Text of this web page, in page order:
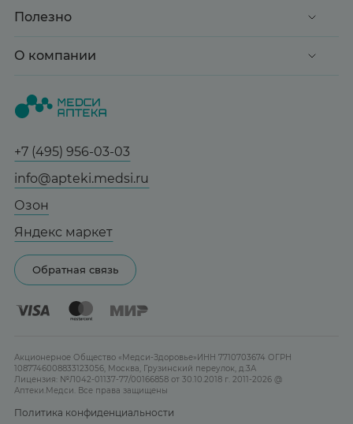
Акции
Здоровье
Медицинские товары
Мама и малыш
Тревога и стресс
Здоровый сон
Женская гигиена
Бренды
Полезно
Доставка и оплата
Статьи и новости
Справочник болезней
Гарантии
Сотрудничество
Реклама на сайте
Карта сайта
О компании
Все аптеки
Отзывы
Лицензия
+7 (495) 956-03-03
info@apteki.medsi.ru
Озон
Яндекс маркет
Обратная связь
Акционерное Общество «Медси-Здоровье»ИНН 7710703674 ОГРН
1087746008833123056, Москва, Грузинский переулок, д.3А
Лицензия: №Л042-01137-77/00166858 от 30.10.2018 г. 2011-2026 @
Аптеки.Медси. Все права защищены
Политика конфиденциальности